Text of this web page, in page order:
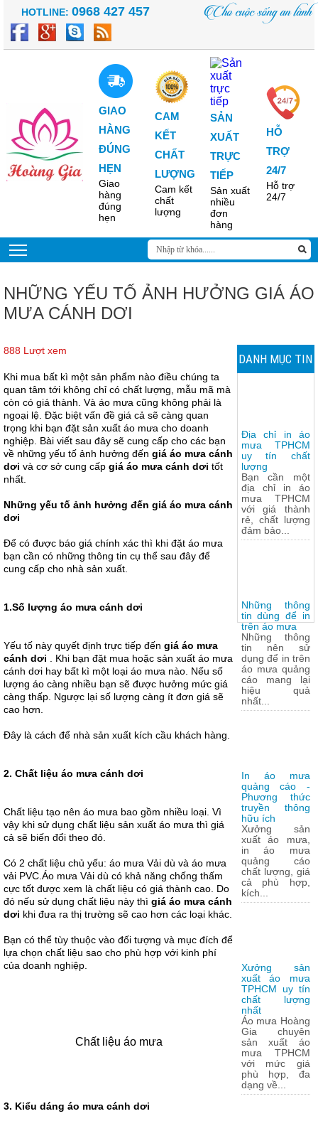
HOTLINE: 0968 427 457 Cho cuộc sống an lành
GIAO
HÀNG
ĐÚNG
HẸN
Giao
hàng
đúng
hẹn
CAM
KẾT
CHẤT
LƯỢNG
Cam kết
chất
lượng
SẢN
XUẤT
TRỰC
TIẾP
Sản xuất
nhiều
đơn
hàng
HỖ
TRỢ
24/7
Hỗ trợ
24/7
NHỮNG YẾU TỐ ẢNH HƯỞNG GIÁ ÁO
MƯA CÁNH DƠI
888 Lượt xem
Khi mua bất kì một sản phẩm nào điều chúng ta
quan tâm tới không chỉ có chất lượng, mẫu mã mà
còn có giá thành. Và áo mưa cũng không phải là
ngoại lệ. Đặc biệt vấn đề giá cả sẽ càng quan
trọng khi bạn đặt sản xuất áo mưa cho doanh
nghiệp. Bài viết sau đây sẽ cung cấp cho các bạn
về những yếu tố ảnh hưởng đến giá áo mưa cánh
dơi và cơ sở cung cấp giá áo mưa cánh dơi tốt
nhất.
Những yếu tố ảnh hưởng đến giá áo mưa cánh
dơi
Để có được báo giá chính xác thì khi đặt áo mưa
bạn cần có những thông tin cụ thể sau đây để
cung cấp cho nhà sản xuất.
1.Số lượng áo mưa cánh dơi
Yếu tố này quyết định trực tiếp đến giá áo mưa
cánh dơi . Khi bạn đặt mua hoặc sản xuất áo mưa
cánh dơi hay bất kì một loại áo mưa nào. Nếu số
lượng áo càng nhiều bạn sẽ được hưởng mức giá
càng thấp. Ngược lại số lượng càng ít đơn giá sẽ
cao hơn.
Đây là cách để nhà sản xuất kích cầu khách hàng.
2. Chất liệu áo mưa cánh dơi
Chất liệu tạo nên áo mưa bao gồm nhiều loại. Vì
vậy khi sử dụng chất liệu sản xuất áo mưa thì giá
cả sẽ biến đổi theo đó.
Có 2 chất liệu chủ yếu: áo mưa Vải dù và áo mưa
vải PVC.Áo mưa Vải dù có khả năng chống thấm
cực tốt được xem là chất liệu có giá thành cao. Do
đó nếu sử dụng chất liệu này thì giá áo mưa cánh
dơi khi đưa ra thị trường sẽ cao hơn các loại khác.
Bạn có thể tùy thuộc vào đối tượng và mục đích để
lựa chọn chất liệu sao cho phù hợp với kinh phí
của doanh nghiệp.
Chất liệu áo mưa
3. Kiểu dáng áo mưa cánh dơi
DANH MỤC TIN
Địa chỉ in áo
mưa TPHCM
uy tín chất
lượng
Bạn cần một
địa chỉ in áo
mưa TPHCM
với giá thành
rẻ, chất lượng
đảm bảo...
Những thông
tin dùng để in
trên áo mưa
Những thông
tin nên sử
dụng để in trên
áo mưa quảng
cáo mang lại
hiệu quả
nhất...
In áo mưa
quảng cáo -
Phương thức
truyền thông
hữu ích
Xưởng sản
xuất áo mưa,
in áo mưa
quảng cáo
chất lượng, giá
cả phù hợp,
kích...
Xưởng sản
xuất áo mưa
TPHCM uy tín
chất lượng
nhất
Áo mưa Hoàng
Gia chuyên
sản xuất áo
mưa TPHCM
với mức giá
phù hợp, đa
dạng về...